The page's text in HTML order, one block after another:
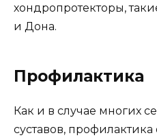
хондропротекторы,
и Дона.
Профилактика
Как и в случае многих
суставов,